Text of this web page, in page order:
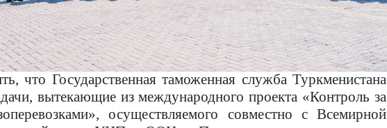
что Государственная таможенная служба Туркменистана
вытекающие из международного проекта «Контроль за
осуществляемого совместно с Всемирной